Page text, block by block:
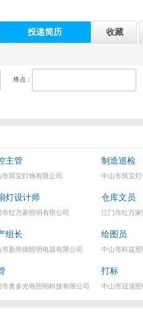
投递简历 收藏
终点：
主管
市琪宝灯饰有限公司
制造巡检
中山市琪宝
灯设计师
市红万家照明有限公司
仓库文员
江门市红万
组长
市新尚德照明电器有限公司
绘图员
中山市科益
市奥多光电照明科技有限公司
打标
中山市冠顶